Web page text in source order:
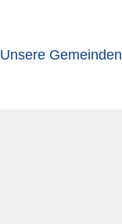
Unsere Gemeinden